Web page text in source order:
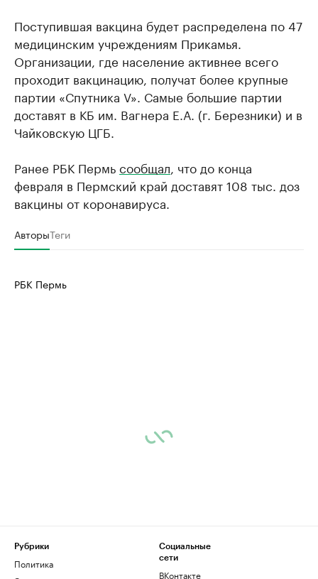
Поступившая вакцина будет распределена по 47
медицинским учреждениям Прикамья.
Организации, где население активнее всего
проходит вакцинацию, получат более крупные
партии «Спутника V». Самые большие партии
доставят в КБ им. Вагнера Е.А. (г. Березники) и в
Чайковскую ЦГБ.
Ранее РБК Пермьсообщал, что до конца
февраля в Пермский край доставят 108 тыс. доз
вакцины от коронавируса.
АвторыТеги
РБК Пермь
Рубрики
Политика
Социальные
сети
ВКонтакте